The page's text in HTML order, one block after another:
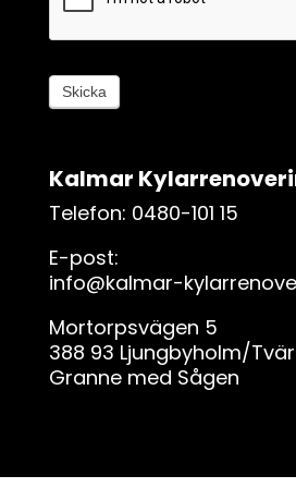
l
ä
a
d
t
h
r
f
ä
t
Skicka
Kalmar
Telefon: 0480-101 15
E-post:
info@kalmar-
Mortorpsvägen 5
388 93 Ljungbyholm/
Granne med Sågen